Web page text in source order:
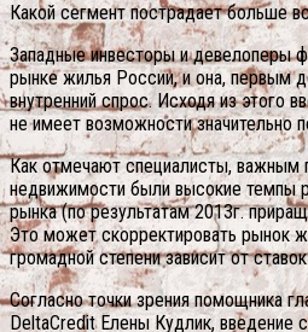
Какой сегмент пострадает больше
Западные инвесторы и девелоперы
рынке жилья России, и она, первым
внутренний спрос. Исходя из этого
не имеет возможности значительно
Как отмечают специалисты, важным
недвижимости были высокие темпы
рынка (по результатам 2013г.
Это может скорректировать рынок
громадной степени зависит от
Согласно точки зрения помощника
DeltaCredit Елены Кудлик, введение